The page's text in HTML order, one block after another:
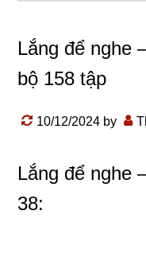
Lắng để nghe
bộ 158 tập
10/12/2024 by
Lắng để nghe
38: